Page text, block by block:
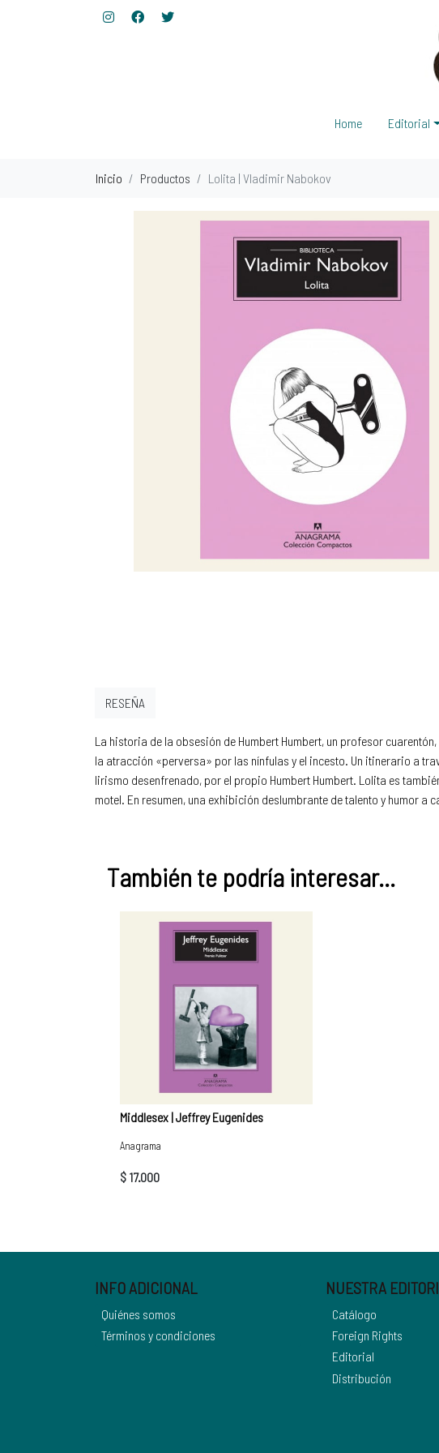
Home Editorial
Inicio Productos Lolita | Vladimir Nabokov
La historia de la obsesión de Humbert Humbert, un profesor
la atracción «perversa» por las nínfulas y el incesto. Un itinerario a
lirismo desenfrenado, por el propio Humbert Humbert. Lolita es
motel. En resumen, una exhibición deslumbrante de talento y humor
RESEÑA
También te podría interesar...
Middlesex | Jeffrey Eugenides
Anagrama
$ 17.000
INFO ADICIONAL
Quiénes somos
Términos y condiciones
NUESTRA
Catálogo
Foreign Rights
Editorial
Distribución